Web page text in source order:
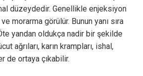
düzeydedir. Genellikle enjeksiyon
morarma görülür. Bunun yanı sıra
yandan oldukça nadir bir şekilde
ağrıları, karın krampları, ishal,
de ortaya çıkabilir.